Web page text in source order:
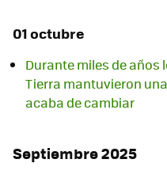
01 octubre
Durante miles de años
Tierra mantuvieron
acaba de cambiar
Septiembre 2025